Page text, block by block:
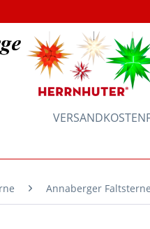
Annaberger Faltsterne